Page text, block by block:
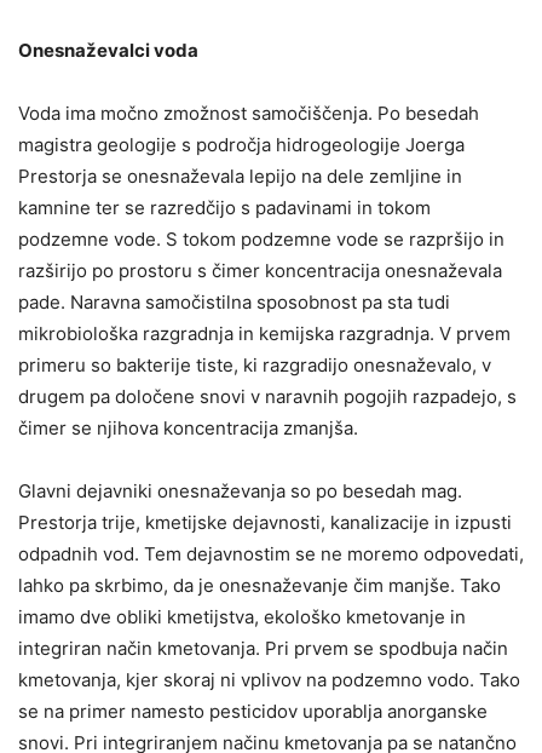
Onesnaževalci voda
Voda ima močno zmožnost samočiščenja. Po besedah
magistra geologije s področja hidrogeologije Joerga
Prestorja se onesnaževala lepijo na dele zemljine in
kamnine ter se razredčijo s padavinami in tokom
podzemne vode. S tokom podzemne vode se razpršijo in
razširijo po prostoru s čimer koncentracija onesnaževala
pade. Naravna samočistilna sposobnost pa sta tudi
mikrobiološka razgradnja in kemijska razgradnja. V prvem
primeru so bakterije tiste, ki razgradijo onesnaževalo, v
drugem pa določene snovi v naravnih pogojih razpadejo, s
čimer se njihova koncentracija zmanjša.
Glavni dejavniki onesnaževanja so po besedah mag.
Prestorja trije, kmetijske dejavnosti, kanalizacije in izpusti
odpadnih vod. Tem dejavnostim se ne moremo odpovedati,
lahko pa skrbimo, da je onesnaževanje čim manjše. Tako
imamo dve obliki kmetijstva, ekološko kmetovanje in
integriran način kmetovanja. Pri prvem se spodbuja način
kmetovanja, kjer skoraj ni vplivov na podzemno vodo. Tako
se na primer namesto pesticidov uporablja anorganske
snovi. Pri integriranjem načinu kmetovanja pa se natančno